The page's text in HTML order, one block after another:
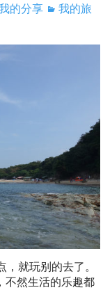
的分享
我的旅
就玩别的去了。
不然生活的乐趣都